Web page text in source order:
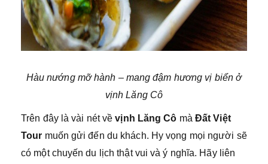
Hàu nướng mỡ hành – mang đậm hương vị biển ở
vịnh Lăng Cô
Trên đây là vài nét về vịnh Lăng Cô mà Đất Việt
Tour muốn gửi đến du khách. Hy vọng mọi người sẽ
có một chuyến du lịch thật vui và ý nghĩa. Hãy liên